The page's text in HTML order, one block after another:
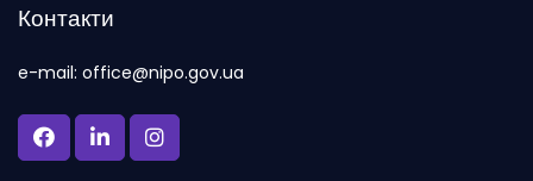
Контакти
e-mail: office@nipo.gov.ua